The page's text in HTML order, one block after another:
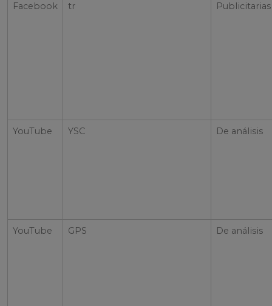
Facebook tr Publicitarias
YouTube YSC De análisis
YouTube GPS De análisis